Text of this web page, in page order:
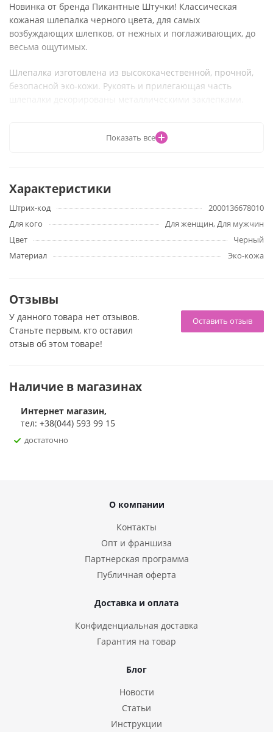
Новинка от бренда Пикантные Штучки! Классическая
кожаная шлепалка черного цвета, для самых
возбуждающих шлепков, от нежных и поглаживающих, до
весьма ощутимых.
Шлепалка изготовлена из высококачественной, прочной,
безопасной эко-кожи. Рукоять и прилегающая часть
Показать все
Характеристики
Штрих-код
2000136678010
Для кого
Для женщин, Для мужчин
Цвет
Черный
Материал
Эко-кожа
Отзывы
Оставить отзыв
У данного товара нет отзывов.
Станьте первым, кто оставил
отзыв об этом товаре!
Наличие в магазинах
Интернет магазин,
тел: +38(044) 593 99 15
достаточно
О компании
Контакты
Опт и франшиза
Партнерская программа
Публичная оферта
Доставка и оплата
Конфиденциальная доставка
Гарантия на товар
Блог
Новости
Статьи
Инструкции